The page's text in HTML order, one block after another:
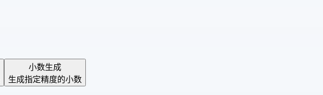
小数生成
生成指定精度的小数